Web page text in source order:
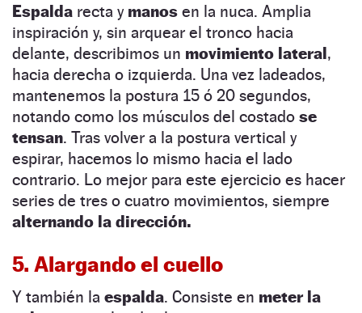
Espalda recta y manos en la nuca. Amplia
inspiración y, sin arquear el tronco hacia
delante, describimos un movimiento lateral,
hacia derecha o izquierda. Una vez ladeados,
mantenemos la postura 15 ó 20 segundos,
notando como los músculos del costado se
tensan. Tras volver a la postura vertical y
espirar, hacemos lo mismo hacia el lado
contrario. Lo mejor para este ejercicio es hacer
series de tres o cuatro movimientos, siempre
alternando la dirección.
5. Alargando el cuello
Y también la espalda. Consiste en meter la